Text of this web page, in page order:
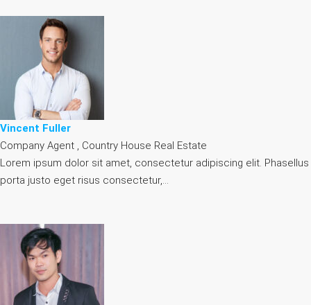
Vincent Fuller
Company Agent , Country House Real Estate
Lorem ipsum dolor sit amet, consectetur adipiscing elit. Phasellus
porta justo eget risus consectetur,…